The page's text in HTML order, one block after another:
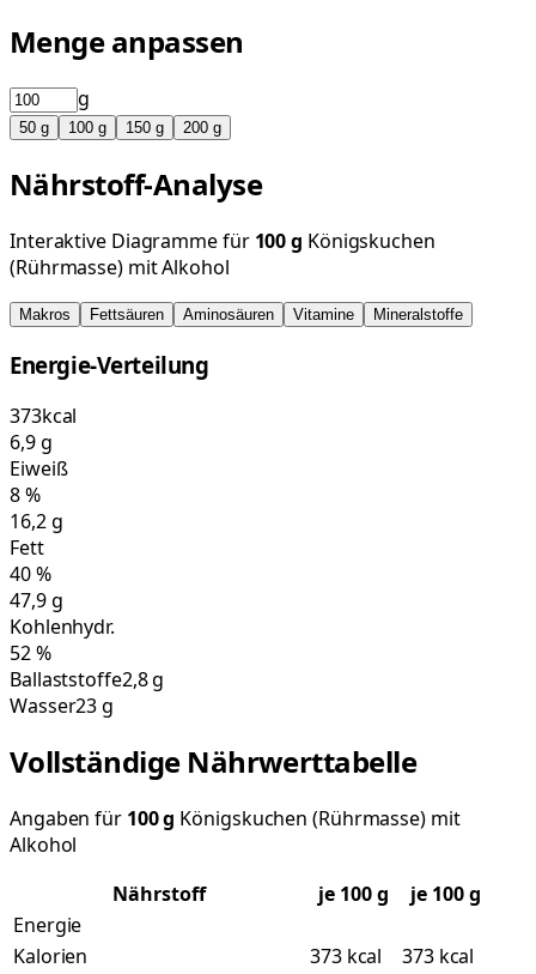
Menge anpassen
g
50 g 100 g 150 g 200 g
Nährstoff-Analyse
Interaktive Diagramme für 100g Königskuchen
(Rührmasse) mit Alkohol
Makros Fettsäuren Aminosäuren Vitamine Mineralstoffe
Energie-Verteilung
373kcal
6,9g
Eiweiß
8%
16,2g
Fett
40%
47,9g
Kohlenhydr.
52%
Ballaststoffe2,8 g
Wasser23 g
Vollständige Nährwerttabelle
Angaben für 100g Königskuchen (Rührmasse) mit
Alkohol
Nährstoff
je 100g
je 100 g
Energie
Kalorien
373 kcal 373 kcal